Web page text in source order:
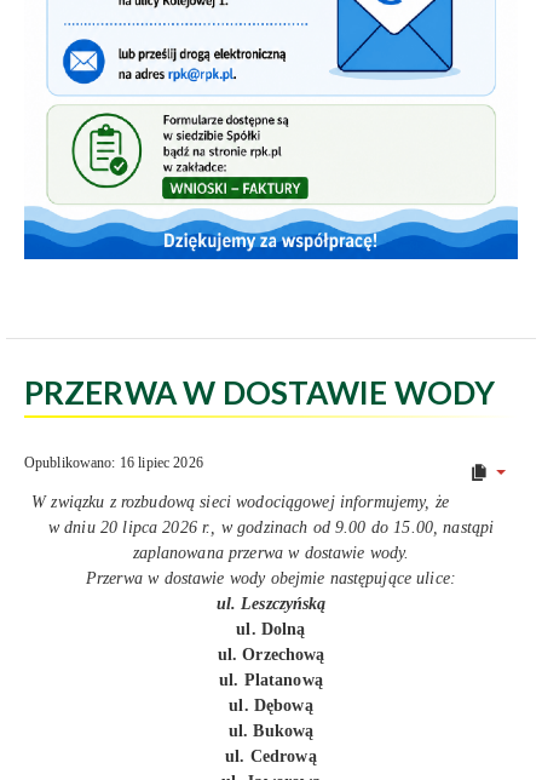
PRZERWA W DOSTAWIE WODY
Opublikowano: 16 lipiec 2026
W związku z rozbudową sieci wodociągowej informujemy, że
w dniu 20 lipca 2026 r., w godzinach od 9.00 do 15.00, nastąpi
zaplanowana przerwa w dostawie wody.
Przerwa w dostawie wody obejmie następujące ulice:
ul. Leszczyńską
ul. Dolną
ul. Orzechową
ul. Platanową
ul. Dębową
ul. Bukową
ul. Cedrową